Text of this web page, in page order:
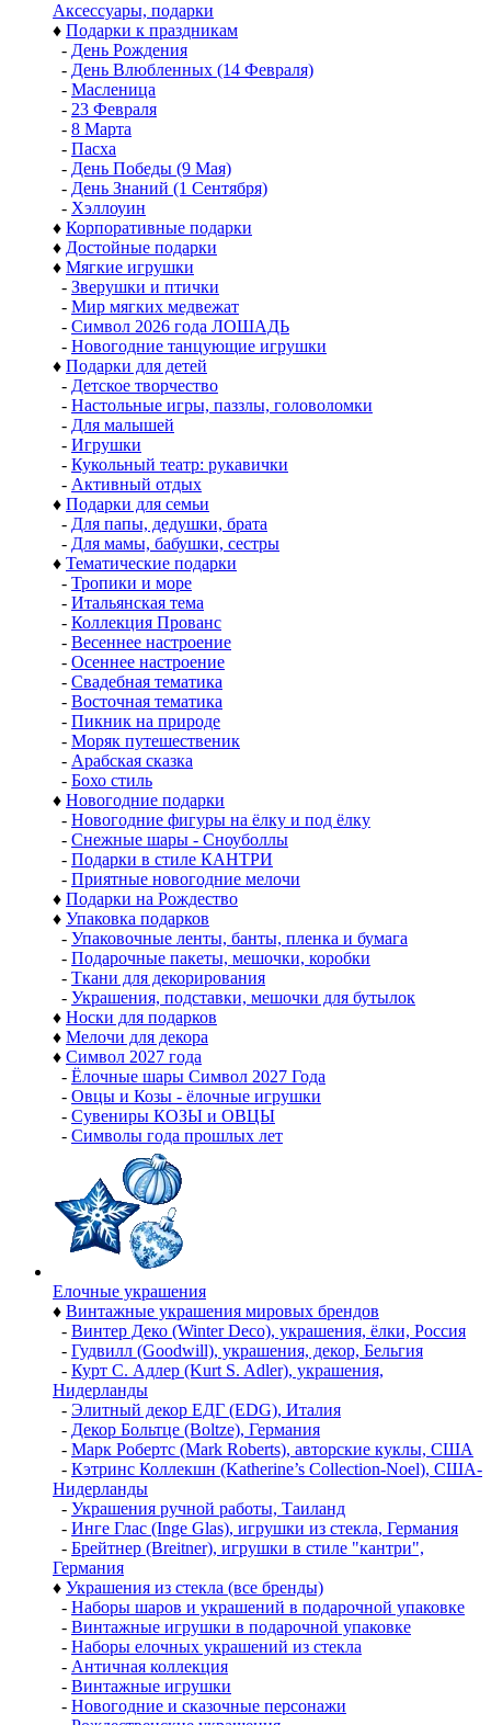
Аксессуары, подарки
♦ Подарки к праздникам
- День Рождения
- День Влюбленных (14 Февраля)
- Масленица
- 23 Февраля
- 8 Марта
- Пасха
- День Победы (9 Мая)
- День Знаний (1 Сентября)
- Хэллоуин
♦ Корпоративные подарки
♦ Достойные подарки
♦ Мягкие игрушки
- Зверушки и птички
- Мир мягких медвежат
- Символ 2026 года ЛОШАДЬ
- Новогодние танцующие игрушки
♦ Подарки для детей
- Детское творчество
- Настольные игры, паззлы, головоломки
- Для малышей
- Игрушки
- Кукольный театр: рукавички
- Активный отдых
♦ Подарки для семьи
- Для папы, дедушки, брата
- Для мамы, бабушки, сестры
♦ Тематические подарки
- Тропики и море
- Итальянская тема
- Коллекция Прованс
- Весеннее настроение
- Осеннее настроение
- Свадебная тематика
- Восточная тематика
- Пикник на природе
- Моряк путешественик
- Арабская сказка
- Бохо стиль
♦ Новогодние подарки
- Новогодние фигуры на ёлку и под ёлку
- Снежные шары - Сноуболлы
- Подарки в стиле КАНТРИ
- Приятные новогодние мелочи
♦ Подарки на Рождество
♦ Упаковка подарков
- Упаковочные ленты, банты, пленка и бумага
- Подарочные пакеты, мешочки, коробки
- Ткани для декорирования
- Украшения, подставки, мешочки для бутылок
♦ Носки для подарков
♦ Мелочи для декора
♦ Символ 2027 года
- Ёлочные шары Символ 2027 Года
- Овцы и Козы - ёлочные игрушки
- Сувениры КОЗЫ и ОВЦЫ
- Символы года прошлых лет
Елочные украшения
♦ Винтажные украшения мировых брендов
- Винтер Деко (Winter Deco), украшения, ёлки, Россия
- Гудвилл (Goodwill), украшения, декор, Бельгия
- Курт С. Адлер (Kurt S. Adler), украшения,
Нидерланды
- Элитный декор ЕДГ (EDG), Италия
- Декор Больтце (Boltze), Германия
- Марк Робертс (Mark Roberts), авторские куклы, США
- Кэтринс Коллекшн (Katherine’s Collection-Noel), США-
Нидерланды
- Украшения ручной работы, Таиланд
- Инге Глас (Inge Glas), игрушки из стекла, Германия
- Брейтнер (Breitner), игрушки в стиле "кантри",
Германия
♦ Украшения из стекла (все бренды)
- Наборы шаров и украшений в подарочной упаковке
- Винтажные игрушки в подарочной упаковке
- Наборы елочных украшений из стекла
- Античная коллекция
- Винтажные игрушки
- Новогодние и сказочные персонажи